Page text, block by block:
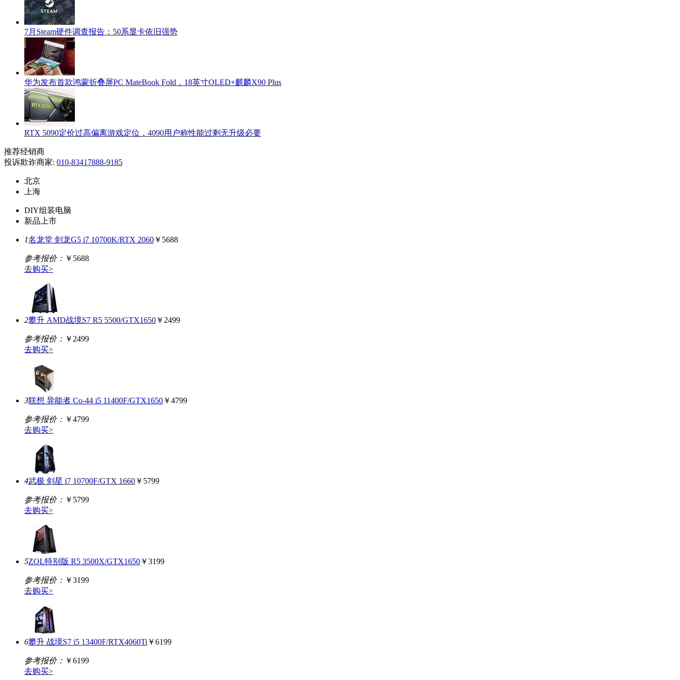
7月Steam硬件调查报告：50系显卡依旧强势
华为发布首款鸿蒙折叠屏PC MateBook Fold，18英寸OLED+麒麟X90 Plus
RTX 5090定价过高偏离游戏定位，4090用户称性能过剩无升级必要
推荐经销商
投诉欺诈商家: 010-83417888-9185
北京
上海
DIY组装电脑
新品上市
1名龙堂 剑龙G5 i7 10700K/RTX 2060 ￥5688
参考报价： ￥5688
去购买>
2攀升 AMD战境S7 R5 5500/GTX1650 ￥2499
参考报价： ￥2499
去购买>
3联想 异能者 Co-44 i5 11400F/GTX1650 ￥4799
参考报价： ￥4799
去购买>
4武极 剑星 i7 10700F/GTX 1660 ￥5799
参考报价： ￥5799
去购买>
5ZOL特别版 R5 3500X/GTX1650 ￥3199
参考报价： ￥3199
去购买>
6攀升 战境S7 i5 13400F/RTX4060Ti ￥6199
参考报价： ￥6199
去购买>